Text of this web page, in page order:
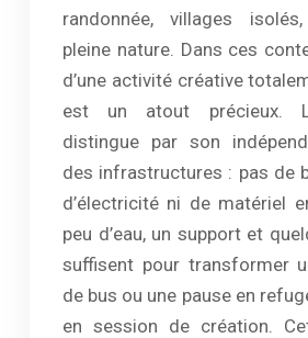
randonnée, villages
pleine nature. Dans ces
d’une activité créative
est un atout précieux.
distingue par son
des infrastructures : pas de
d’électricité ni de matériel
peu d’eau, un support et
suffisent pour transformer
de bus ou une pause en
en session de création.